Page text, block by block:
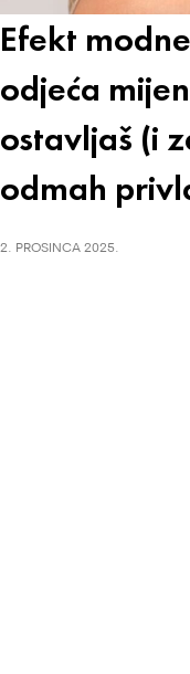
Efekt
odjeća
ostavljaš (i
odmah
2. PROSINCA 2025.